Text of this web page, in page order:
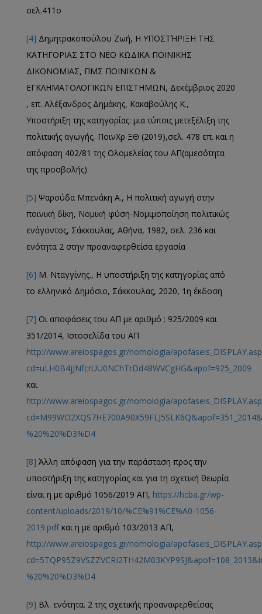
σελ.411ο
[4] Δημητρακοπούλου Ζωή, Η ΥΠΟΣΤΉΡΙΞΗ ΤΗΣ
ΚΑΤΗΓΟΡΙΑΣ ΣΤΟ ΝΕΟ ΚΩΔΙΚΑ ΠΟΙΝΙΚΗΣ
ΔΙΚΟΝΟΜΙΑΣ, ΠΜΣ ΠΟΙΝΙΚΩΝ &
ΕΓΚΛΗΜΑΤΟΛΟΓΙΚΩΝ ΕΠΙΣΤΗΜΩΝ, Δεκέμβριος 2020
, επ. Αλέξανδρος Δημάκης, Κακαβούλης Κ.,
Υποστήριξη της κατηγορίας: μια τύποις μετεξέλιξη της
πολιτικής αγωγής, ΠοινΧρ ΞΘ (2019),σελ. 478 επ. και η
απόφαση 402/81 της Ολομελείας του ΑΠ(αμεσότητα
της προσβολής)
[5] Ψαρούδα Μπενάκη Α., Η πολιτική αγωγή στην
ποινική δίκη, Νομική φύση-Νομιμοποίηση πολιτικώς
ενάγοντος, Σάκκουλας, Αθήνα, 1982, σελ. 236 και
ενότητα 2 στην προαναφερθείσα εργασία
[6] Μ. Νταγγίνης., Η υποστήριξη της κατηγορίας από
το ελληνικό Δημόσιο, Σάκκουλας, 2020, 1η έκδοση
[7] Οι αποφάσεις του ΑΠ με αριθμό : 925/2009 και
351/2014, Ιστοσελίδα του ΑΠ
http://www.areiospagos.gr/nomologia/
cd=uLH0B4jJNfcrUU0NChTrDd48WVCgHG&apof=925_2009
και
http://www.areiospagos.gr/nomologia/
%20%20%D3%D4
[8] Άλλη απόφαση για την παράσταση προς την
υποστήριξη της κατηγορίας και για τη σχετική θεωρία
είναι η με αριθμό 1056/2019 ΑΠ, https://hcba.gr/wp-
content/uploads/2019/10/%CE%91%CE%A0-1056-
2019.pdfκαι η με αριθμό 103/2013 ΑΠ,
http://www.areiospagos.gr/nomologia/
%20%20%D3%D4
[9] Βλ. ενότητα. 2 της σχετικής προαναφερθείσας